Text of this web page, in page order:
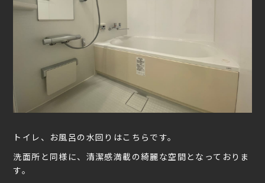
トイレ、お風呂の水回りはこちらです。
洗面所と同様に、清潔感満載の綺麗な空間となっておりま
す。